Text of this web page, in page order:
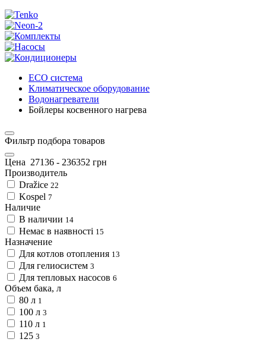
ECO система
Климатическое оборудование
Водонагреватели
Бойлеры косвенного нагрева
Фильтр подбора товаров
Цена 27136 - 236352 грн
Производитель
Dražice 22
Kospel 7
Наличие
В наличии 14
Немає в наявності 15
Назначение
Для котлов отопления 13
Для гелиосистем 3
Для тепловых насосов 6
Объем бака, л
80 л 1
100 л 3
110 л 1
125 3